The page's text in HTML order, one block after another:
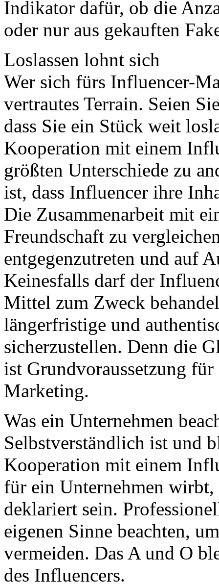
Indikator dafür, ob die
oder nur aus gekauften
Loslassen lohnt sich
Wer sich fürs Influencer-
vertrautes Terrain. Seien
dass Sie ein Stück weit
Kooperation mit einem
größten Unterschiede zu
ist, dass Influencer ihre
Die Zusammenarbeit mit
Freundschaft zu
entgegenzutreten und auf
Keinesfalls darf der
Mittel zum Zweck
längerfristige und
sicherzustellen. Denn die
ist Grundvoraussetzung
Marketing.
Was ein Unternehmen
Selbstverständlich ist und
Kooperation mit einem
für ein Unternehmen wirbt,
deklariert sein.
eigenen Sinne beachten,
vermeiden. Das A und O
des Influencers.